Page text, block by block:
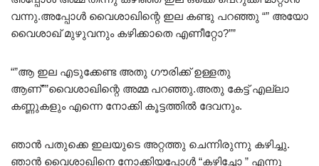
വന്നു.അപ്പോൾ വൈശാഖിന്റെ ഇല കണ്ടു പറഞ്ഞു “” അയോ
വൈശാഖ് മുഴുവനും കഴിക്കാതെ എണീറ്റോ?””
“”ആ ഇല എടുക്കേണ്ട അതു ഗൗരിക്ക് ഉള്ളതു
ആണ്””വൈശാഖിന്റെ അമ്മ പറഞ്ഞു.അതു കേട്ട് എല്ലാ
കണ്ണുകളും എന്നെ നോക്കി കൂട്ടത്തിൽ ദേവനും.
ഞാൻ പതുക്കെ ഇലയുടെ അറ്റത്തു ചെന്നിരുന്നു കഴിച്ചു.
ഞാൻ വൈശാഖിനെ നോക്കിയപ്പോൾ “കഴിച്ചോ ” എന്നു